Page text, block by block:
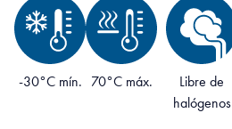
-30°C mín. 70°C máx.
Libre de
halógenos